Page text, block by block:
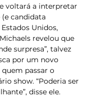
voltará a interpretar
candidata
Unidos,
revelou que
surpresa”, talvez
por um novo
passar o
show. “Poderia ser
disse ele.